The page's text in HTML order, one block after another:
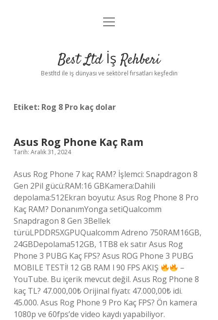
Anasayfa
Yasal Uyarı
menüyü
Best Ltd İş Rehberi
Bestltd ile iş dünyası ve sektörel fırsatları keşfedin
Etiket: Rog 8 Pro kaç dolar
Asus Rog Phone Kaç Ram
Tarih: Aralık 31, 2024
Asus Rog Phone 7 kaç RAM? İşlemci: Snapdragon 8
Gen 2Pil gücü:RAM:16 GBKamera:Dahili
depolama:512Ekran boyutu: Asus Rog Phone 8 Pro
Kaç RAM? DonanımYonga setiQualcomm
Snapdragon 8 Gen 3Bellek
türüLPDDR5XGPUQualcomm Adreno 750RAM16GB,
24GBDepolama512GB, 1TB8 ek satır Asus Rog
Phone 3 PUBG Kaç FPS? Asus ROG Phone 3 PUBG
MOBILE TESTİ! 12 GB RAM l 90 FPS AKIŞ
–
YouTube. Bu içerik mevcut değil. Asus Rog Phone 8
kaç TL? 47.000,00₺ Orijinal fiyatı: 47.000,00₺ idi.
45.000. Asus Rog Phone 9 Pro Kaç FPS? Ön kamera
1080p ve 60fps’de video kaydı yapabiliyor.